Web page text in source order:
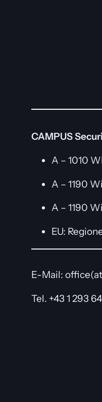
CAMPUS
A – 1010
A – 1190
A – 1190
EU:
E-Mail:
Tel. +43 1 293